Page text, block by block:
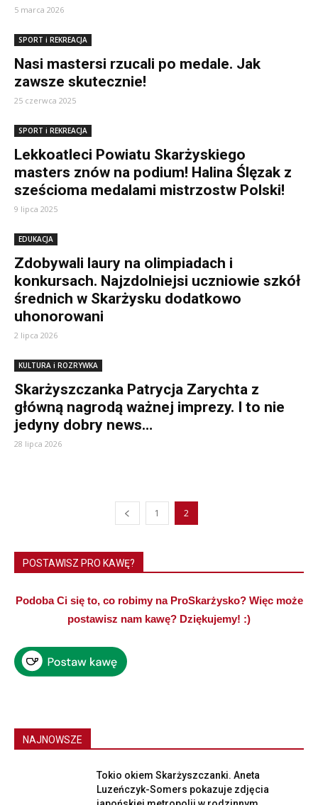
5 marca 2026
SPORT i REKREACJA
Nasi mastersi rzucali po medale. Jak
zawsze skutecznie!
25 czerwca 2025
SPORT i REKREACJA
Lekkoatleci Powiatu Skarżyskiego
masters znów na podium! Halina Ślęzak z
sześcioma medalami mistrzostw Polski!
9 lipca 2025
EDUKACJA
Zdobywali laury na olimpiadach i
konkursach. Najzdolniejsi uczniowie szkół
średnich w Skarżysku dodatkowo
uhonorowani
2 lipca 2026
KULTURA i ROZRYWKA
Skarżyszczanka Patrycja Zarychta z
główną nagrodą ważnej imprezy. I to nie
jedyny dobry news…
28 lipca 2026
1 2
POSTAWISZ PRO KAWĘ?
Podoba Ci się to, co robimy na ProSkarżysko? Więc może
postawisz nam kawę? Dziękujemy! :)
NAJNOWSZE
Tokio okiem Skarżyszczanki. Aneta
Luzeńczyk-Somers pokazuje zdjęcia